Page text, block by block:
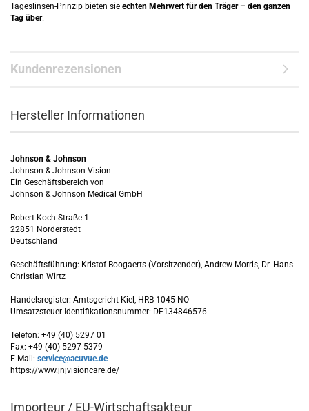
Tageslinsen-Prinzip bieten sie echten Mehrwert für den Träger – den ganzen
Tag über.
Kundenrezensionen
Hersteller Informationen
Johnson & Johnson
Johnson & Johnson Vision
Ein Geschäftsbereich von
Johnson & Johnson Medical GmbH
Robert-Koch-Straße 1
22851 Norderstedt
Deutschland
Geschäftsführung: Kristof Boogaerts (Vorsitzender), Andrew Morris, Dr. Hans-
Christian Wirtz
Handelsregister: Amtsgericht Kiel, HRB 1045 NO
Umsatzsteuer-Identifikationsnummer: DE134846576
Telefon: +49 (40) 5297 01
Fax: +49 (40) 5297 5379
E-Mail: service@acuvue.de
https://www.jnjvisioncare.de/
Importeur / EU-Wirtschaftsakteur